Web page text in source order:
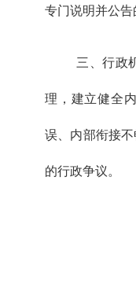
专门说明并公告
三、行政
理，建立健全
误、内部衔接
的行政争议。